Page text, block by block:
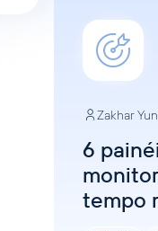
Zakhar
6
tempo